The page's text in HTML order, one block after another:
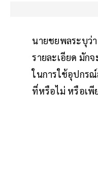
นายชยพลระบุว่
รายละเอียด มัก
ในการใช้อุปกร
ที่หรือไม่ หรือเพี